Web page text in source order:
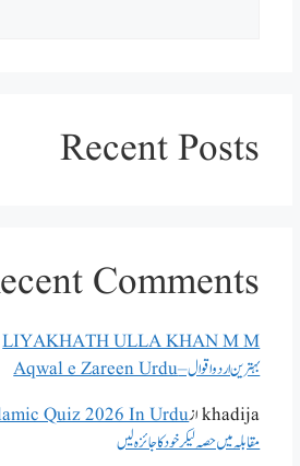
Recent Posts
Comments
LIYAKHATH ULLA KHAN M M
بہترین اردو اقوال – Aqwal e Zareen Urdu
khadijaاز
مقابلہ میں حصہ لیکر خود کا جائزہ لیں